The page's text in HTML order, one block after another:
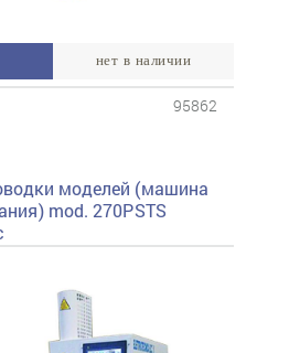
нет в наличии
95862
моделей (машина
mod. 270PSTS